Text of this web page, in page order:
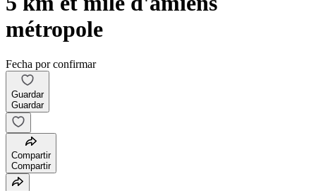
métropole
Fecha por confirmar
Guardar
Guardar
Compartir
Compartir